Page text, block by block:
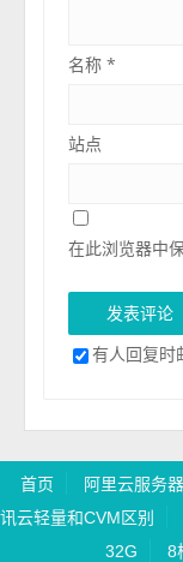
名称*
站点
在此浏览器中
有人回复时
首页 阿里云服务
讯云轻量和CVM区别
32G
8